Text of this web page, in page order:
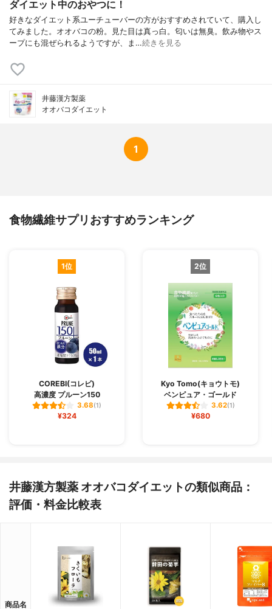
ダイエット中のおやつに！
好きなダイエット系ユーチューバーの方がおすすめされていて、購入し
てみました。オオバコの粉。見た目は真っ白。匂いは無臭。飲み物やス
ープにも混ぜられるようですが、ま…続きを見る
井藤漢方製薬
オオバコダイエット
1
食物繊維サプリおすすめランキング
1位
COREBI(コレビ)
高濃度 プルーン150
3.68(1)
¥324
2位
Kyo Tomo(キョウトモ)
ベンピュア・ゴールド
3.62(1)
¥680
井藤漢方製薬 オオバコダイエットの類似商品：
評価・料金比較表
商品名